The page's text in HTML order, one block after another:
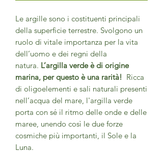
Le argille sono i costituenti principali
della superficie terrestre. Svolgono un
ruolo di vitale importanza per la vita
dell’uomo e dei regni della
natura. L’argilla verde è di origine
marina, per questo è una rarità! Ricca
di oligoelementi e sali naturali presenti
nell’acqua del mare, l'argilla verde
porta con sé il ritmo delle onde e delle
maree, unendo così le due forze
cosmiche più importanti, il Sole e la
Luna.